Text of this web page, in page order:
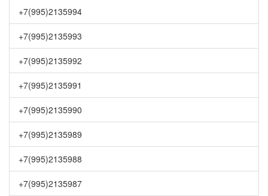
+7(995)2135994
+7(995)2135993
+7(995)2135992
+7(995)2135991
+7(995)2135990
+7(995)2135989
+7(995)2135988
+7(995)2135987